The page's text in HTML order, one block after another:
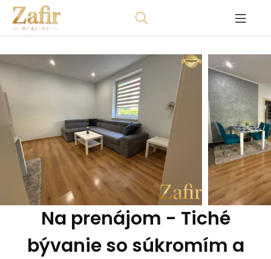
Na prenájom - Tiché
bývanie so súkromím a